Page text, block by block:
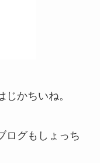
かちいね。
ログもしょっち